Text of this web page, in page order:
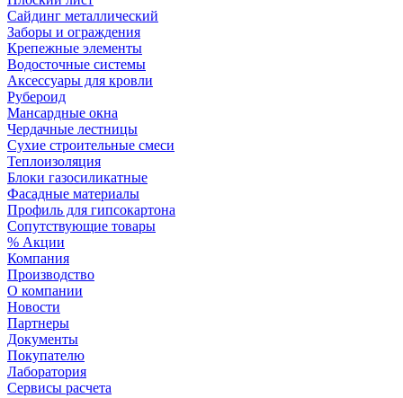
Сайдинг металлический
Заборы и ограждения
Крепежные элементы
Водосточные системы
Аксессуары для кровли
Рубероид
Мансардные окна
Чердачные лестницы
Сухие строительные смеси
Теплоизоляция
Блоки газосиликатные
Фасадные материалы
Профиль для гипсокартона
Сопутствующие товары
% Акции
Компания
Производство
О компании
Новости
Партнеры
Документы
Покупателю
Лаборатория
Сервисы расчета